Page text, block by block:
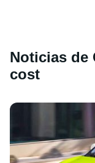
Noticias de
cost